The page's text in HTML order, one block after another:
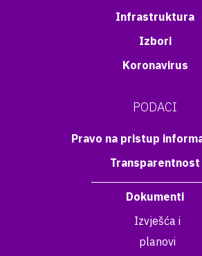
Infrastruktura
Izbori
Koronavirus
PODACI
Pravo na pristup
Transparentnost
Dokumenti
Izvješća i
planovi